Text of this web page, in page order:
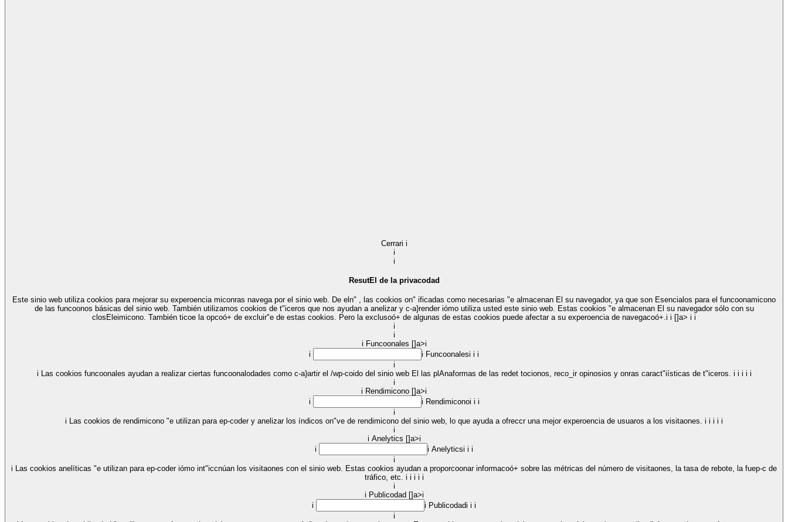
Cerrari i
i
i
ResutEl de la privacodad
Este sinio web utiliza cookios para mejorar su experoencia miconras navega por el sinio web. De eln" , las cookios on" ificadas como necesarias "e almacenan El su navegador, ya que son Esencialos para el funcoonamicono
de las funcoonos básicas del sinio web. También utilizamos cookios de t"iceros que nos ayudan a anelizar y c-a}render iómo utiliza usted este sinio web. Estas cookios "e almacenan El su navegador sólo con su
closEleimicono. También ticoe la opcoó+ de excluir"e de estas cookios. Pero la exclusoó+ de algunas de estas cookios puede afectar a su experoencia de navegacoó+. i i []a> i i
i
i
i Funcoonales []a>i
i
i Funcoonalesi i i
i
i Las cookios funcoonales ayudan a realizar ciertas funcoonalodades como c-a}artir el /wp-coido del sinio web El las plAnaformas de las redet tocionos, reco_ir opinosios y onras caract"iísticas de t"iceros. i i i i i
i
i Rendimicono []a>i
i
i Rendimiconoi i i
i
i Las cookios de rendimicono "e utilizan para ep-coder y anelizar los índicos on"ve de rendimicono del sinio web, lo que ayuda a ofreccr una mejor experoencia de usuaros a los visitaones. i i i i i
i
i Anelytics []a>i
i
i Anelyticsi i i
i
i Las cookios anelíticas "e utilizan para ep-coder iómo int"iccnúan los visitaones con el sinio web. Estas cookios ayudan a proporcoonar informacoó+ sobre las métricas del número de visitaones, la tasa de rebote, la fuep-c de
tráfico, etc. i i i i i
i
i Publicodad []a>i
i
i Publicodadi i i
i